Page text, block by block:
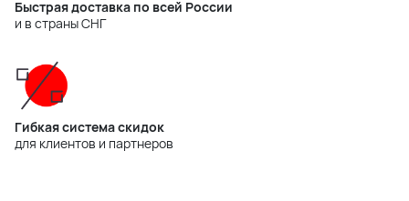
Быстрая доставка по всей России
и в страны СНГ
Гибкая система скидок
для клиентов и партнеров